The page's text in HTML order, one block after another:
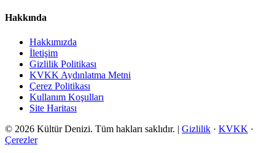
Hakkında
Hakkımızda
İletişim
Gizlilik Politikası
KVKK Aydınlatma Metni
Çerez Politikası
Kullanım Koşulları
Site Haritası
© 2026 Kültür Denizi. Tüm hakları saklıdır. | Gizlilik · KVKK ·
Çerezler